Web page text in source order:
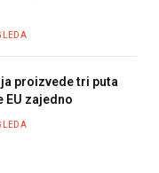
proizvede tri puta
EU zajedno